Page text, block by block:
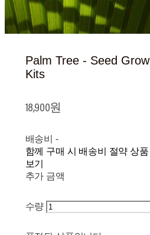
Palm Tree - Seed Grow
Kits
18,900원
배송비 -
함께 구매 시 배송비 절약 상품
보기
추가 금액
수량